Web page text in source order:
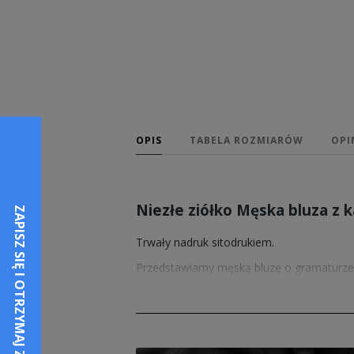
OPIS TABELA ROZMIARÓW
Niezłe ziółko Męska bluza z
Trwały nadruk sitodrukiem.
Przedstawiamy męską bluzę o
Sprzedawane przez nas wzory